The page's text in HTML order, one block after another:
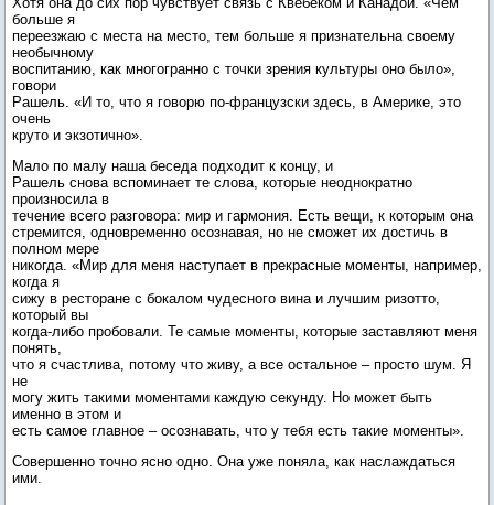
больше я
переезжаю с места на место, тем больше я признательна своему
необычному
воспитанию, как многогранно с точки зрения культуры оно было»,
говори
Рашель. «И то, что я говорю по-французски здесь, в Америке, это
очень
круто и экзотично».
Мало по малу наша беседа подходит к концу, и
Рашель снова вспоминает те слова, которые неоднократно
произносила в
течение всего разговора: мир и гармония. Есть вещи, к которым она
стремится, одновременно осознавая, но не сможет их достичь в
полном мере
никогда. «Мир для меня наступает в прекрасные моменты, например,
когда я
сижу в ресторане с бокалом чудесного вина и лучшим ризотто,
который вы
когда-либо пробовали. Те самые моменты, которые заставляют меня
понять,
что я счастлива, потому что живу, а все остальное – просто шум. Я
не
могу жить такими моментами каждую секунду. Но может быть
именно в этом и
есть самое главное – осознавать, что у тебя есть такие моменты».
Совершенно точно ясно одно. Она уже поняла, как наслаждаться
ими.